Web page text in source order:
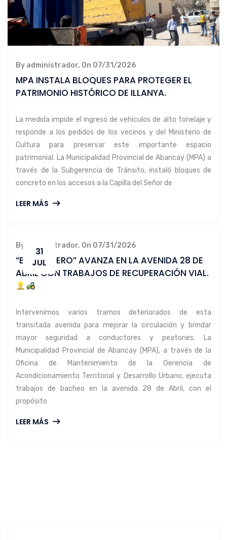
By administrador, On 07/31/2026
MPA INSTALA BLOQUES PARA PROTEGER EL
PATRIMONIO HISTÓRICO DE ILLANYA.
La medida impide el ingreso de vehículos de alto tonelaje y
responde a los pedidos de los vecinos y del Ministerio de
Cultura para preservar este importante espacio
patrimonial. La Municipalidad Provincial de Abancay (MPA) a
través de la Subgerencia de Tránsito, instaló bloques de
concreto en los accesos a la Capilla del Señor de
LEER MÁS
31
JUL
By administrador, On 07/31/2026
“BACHE CERO” AVANZA EN LA AVENIDA 28 DE
ABRIL CON TRABAJOS DE RECUPERACIÓN VIAL.
Intervenimos varios tramos deteriorados de esta
transitada avenida para mejorar la circulación y brindar
mayor seguridad a conductores y peatones. La
Municipalidad Provincial de Abancay (MPA), a través de la
Oficina de Mantenimiento de la Gerencia de
Acondicionamiento Territorial y Desarrollo Urbano, ejecuta
trabajos de bacheo en la avenida 28 de Abril, con el
propósito
LEER MÁS